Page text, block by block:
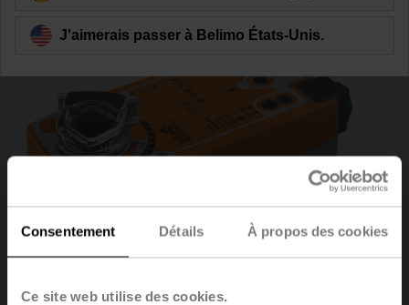
Consentement Détails À propos des cookies
Ce site web utilise des cookies.
J'aimerais passer à Belimo États-Unis.